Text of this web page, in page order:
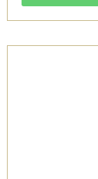
IGT